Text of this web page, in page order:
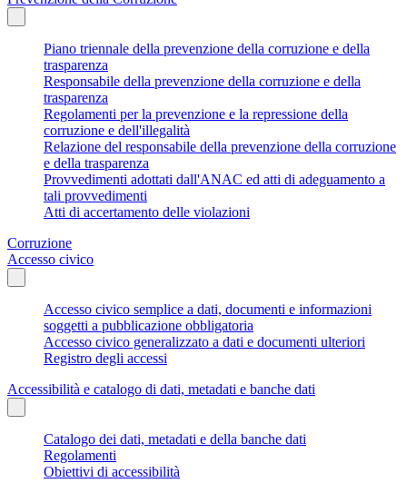
Piano triennale della prevenzione della corruzione e della
trasparenza
Responsabile della prevenzione della corruzione e della
trasparenza
Regolamenti per la prevenzione e la repressione della
corruzione e dell'illegalità
Relazione del responsabile della prevenzione della corruzione
e della trasparenza
Provvedimenti adottati dall'ANAC ed atti di adeguamento a
tali provvedimenti
Atti di accertamento delle violazioni
Corruzione
Accesso civico
Accesso civico semplice a dati, documenti e informazioni
soggetti a pubblicazione obbligatoria
Accesso civico generalizzato a dati e documenti ulteriori
Registro degli accessi
Accessibilità e catalogo di dati, metadati e banche dati
Catalogo dei dati, metadati e della banche dati
Regolamenti
Obiettivi di accessibilità